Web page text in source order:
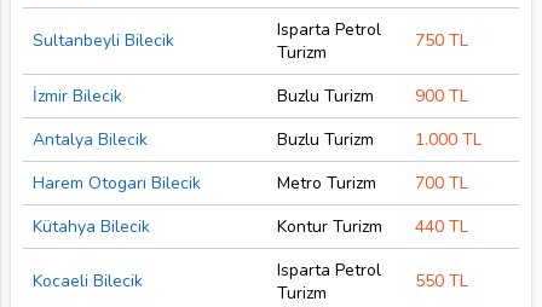
Sultanbeyli Bilecik
Isparta Petrol
Turizm
750 TL
İzmir Bilecik Buzlu Turizm
900 TL
Antalya Bilecik
Buzlu Turizm
1.000 TL
Harem Otogarı Bilecik
Metro Turizm
700 TL
Kütahya Bilecik
Kontur Turizm 440 TL
Kocaeli Bilecik
Isparta Petrol
Turizm
550 TL